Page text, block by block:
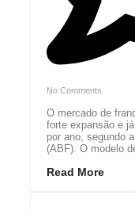
No Comments
O mercado de
forte expansão e
por ano, segundo
(ABF). O modelo
Read More